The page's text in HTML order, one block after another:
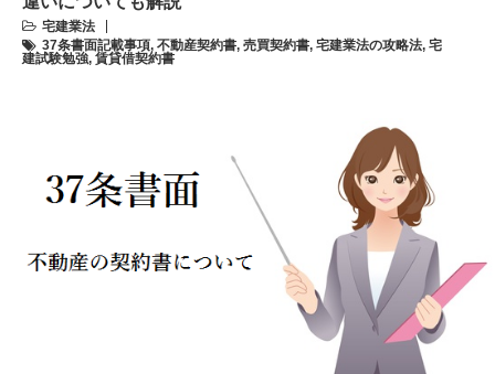
宅建業法
37条書面記載事項, 不動産契約書, 売買契約書, 宅建業法の攻略法, 宅
建試験勉強, 賃貸借契約書